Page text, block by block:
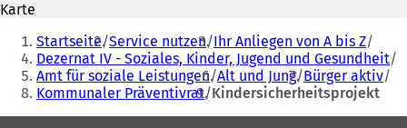
n
e
t
i
n
e
e
t
i
n
e
i
Karte
Sie
befinden
sich
hier:
Startseite Service nutzen Ihr Anliegen von A bis Z
Dezernat IV - Soziales, Kinder, Jugend und Gesundheit
Amt für soziale Leistungen Alt und Jung Bürger aktiv
Kommunaler Präventivrat Kindersicherheitsprojekt